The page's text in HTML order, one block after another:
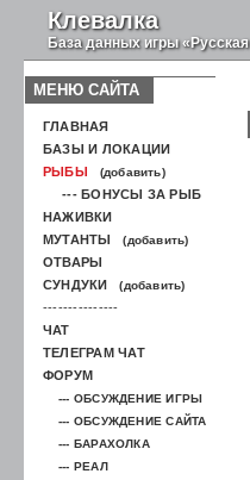
Клевалка
База данных игры
МЕНЮ САЙТА
ГЛАВНАЯ
БАЗЫ И ЛОКАЦИИ
РЫБЫ
(добавить)
--- БОНУСЫ ЗА РЫБ
НАЖИВКИ
МУТАНТЫ
(добавить)
ОТВАРЫ
СУНДУКИ
(добавить)
---------------
ЧАТ
ТЕЛЕГРАМ ЧАТ
ФОРУМ
--- ОБСУЖДЕНИЕ ИГРЫ
--- ОБСУЖДЕНИЕ САЙТА
--- БАРАХОЛКА
--- РЕАЛ